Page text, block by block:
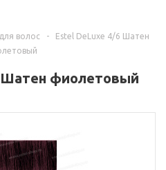
волос -
Estel DeLuxe 4/6 Шатен
Шатен фиолетовый